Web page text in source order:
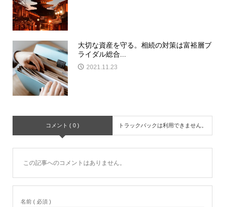
大切な資産を守る。相続の対策は富裕層ブ
ライダル総合...
2021.11.23
コメント ( 0 ) トラックバックは利用できません。
この記事へのコメントはありません。
名前 ( 必須 )